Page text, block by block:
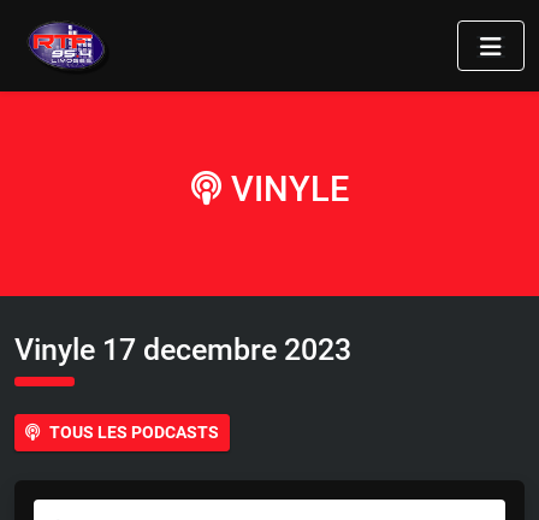
VINYLE
Vinyle 17 decembre 2023
TOUS LES PODCASTS